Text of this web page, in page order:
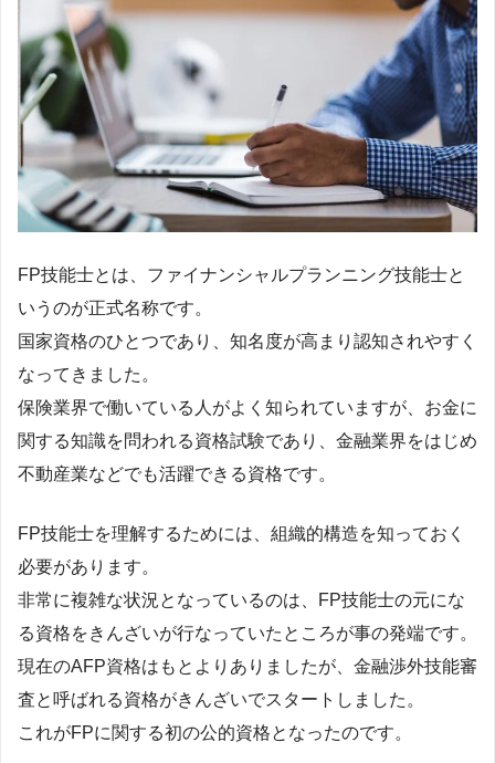
FP技能士とは、ファイナンシャルプランニング技能士と
いうのが正式名称です。
国家資格のひとつであり、知名度が高まり認知されやすく
なってきました。
保険業界で働いている人がよく知られていますが、お金に
関する知識を問われる資格試験であり、金融業界をはじめ
不動産業などでも活躍できる資格です。
FP技能士を理解するためには、組織的構造を知っておく
必要があります。
非常に複雑な状況となっているのは、FP技能士の元にな
る資格をきんざいが行なっていたところが事の発端です。
現在のAFP資格はもとよりありましたが、金融渉外技能審
査と呼ばれる資格がきんざいでスタートしました。
これがFPに関する初の公的資格となったのです。